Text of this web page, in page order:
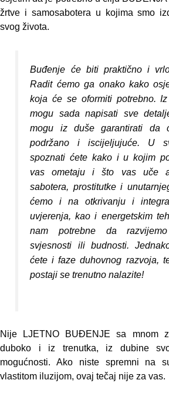
žrtve i samosabotera u kojima smo
svog života.
Buđenje će biti praktično i
Radit ćemo ga onako kako
koja će se oformiti potrebno.
mogu sada napisati sve
mogu iz duše garantirati da
podržano i iscijeljujuće. U
spoznati ćete kako i u kojim
vas ometaju i što vas uče
sabotera, prostitutke i
ćemo i na otkrivanju i
uvjerenja, kao i energetskim
nam potrebne da
svjesnosti ili budnosti.
ćete i faze duhovnog razvoja,
postaji se trenutno nalazite!
Nije LJETNO BUĐENJE sa mnom
duboko i iz trenutka, iz dubine
mogućnosti. Ako niste spremni na
vlastitom iluzijom, ovaj tečaj nije za vas.